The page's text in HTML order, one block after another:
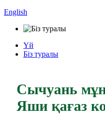
English
Үй
Біз туралы
Сычуань
Яши қағаз